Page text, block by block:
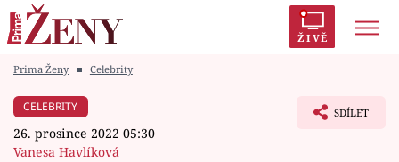
ŽIVĚ
Módní alarm
Prima Ženy ■ Celebrity
CELEBRITY
26. prosince 2022 05:30
Vanesa Havlíková
SDÍLET